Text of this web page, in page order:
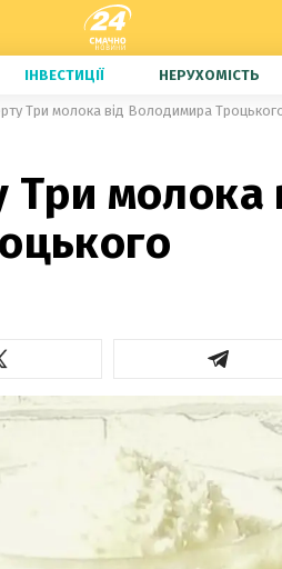
ІНВЕСТИЦІЇ НЕРУХОМІСТЬ
Три молока від Володимира
Три молока